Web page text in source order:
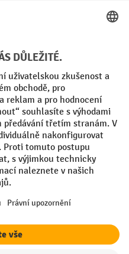
údajů
and possible delivery charges,
se nevztahuje na akční ceny.